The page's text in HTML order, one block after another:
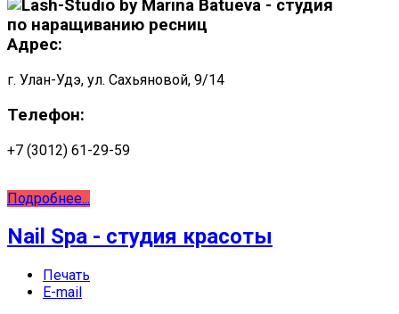
Адрес:
г. Улан-Удэ, ул. Сахьяновой, 9/14
Телефон:
+7 (3012) 61-29-59
Подробнее...
Nail Spa - студия красоты
Печать
E-mail